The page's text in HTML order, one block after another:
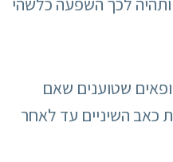
שטוענים שאם
כאב השיניים עד לאחר